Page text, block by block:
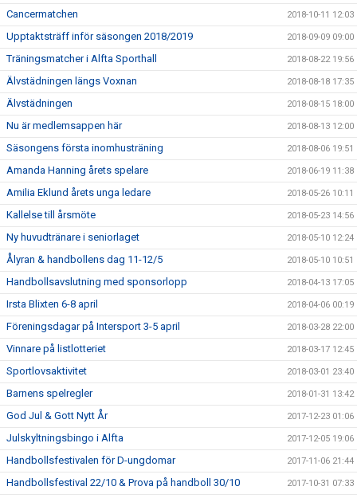
Cancermatchen 2018-10-11 12:03
Upptaktsträff inför säsongen 2018/2019 2018-09-09 09:00
Träningsmatcher i Alfta Sporthall 2018-08-22 19:56
Älvstädningen längs Voxnan 2018-08-18 17:35
Älvstädningen 2018-08-15 18:00
Nu är medlemsappen här 2018-08-13 12:00
Säsongens första inomhusträning 2018-08-06 19:51
Amanda Hanning årets spelare 2018-06-19 11:38
Amilia Eklund årets unga ledare 2018-05-26 10:11
Kallelse till årsmöte 2018-05-23 14:56
Ny huvudtränare i seniorlaget 2018-05-10 12:24
Ålyran & handbollens dag 11-12/5 2018-05-10 10:51
Handbollsavslutning med sponsorlopp 2018-04-13 17:05
Irsta Blixten 6-8 april 2018-04-06 00:19
Föreningsdagar på Intersport 3-5 april 2018-03-28 22:00
Vinnare på listlotteriet 2018-03-17 12:45
Sportlovsaktivitet 2018-03-01 23:40
Barnens spelregler 2018-01-31 13:42
God Jul & Gott Nytt År 2017-12-23 01:06
Julskyltningsbingo i Alfta 2017-12-05 19:06
Handbollsfestivalen för D-ungdomar 2017-11-06 21:44
Handbollsfestival 22/10 & Prova på handboll 30/10 2017-10-31 07:33